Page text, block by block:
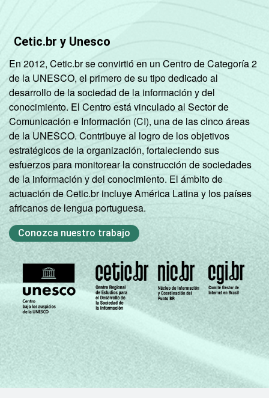
Cetic.br y Unesco
En 2012, Cetic.br se convirtió en un Centro de Categoría 2
de la UNESCO, el primero de su tipo dedicado al
desarrollo de la sociedad de la información y del
conocimiento. El Centro está vinculado al Sector de
Comunicación e Información (CI), una de las cinco áreas
de la UNESCO. Contribuye al logro de los objetivos
estratégicos de la organización, fortaleciendo sus
esfuerzos para monitorear la construcción de sociedades
de la información y del conocimiento. El ámbito de
actuación de Cetic.br incluye América Latina y los países
africanos de lengua portuguesa.
Conozca nuestro trabajo